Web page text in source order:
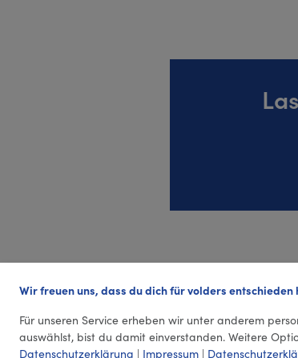
Wir freuen uns, dass du dich für volders entschieden
Für unseren Service erheben wir unter anderem
auswählst, bist du damit einverstanden. Weitere
Datenschutzerklärung | Impressum |